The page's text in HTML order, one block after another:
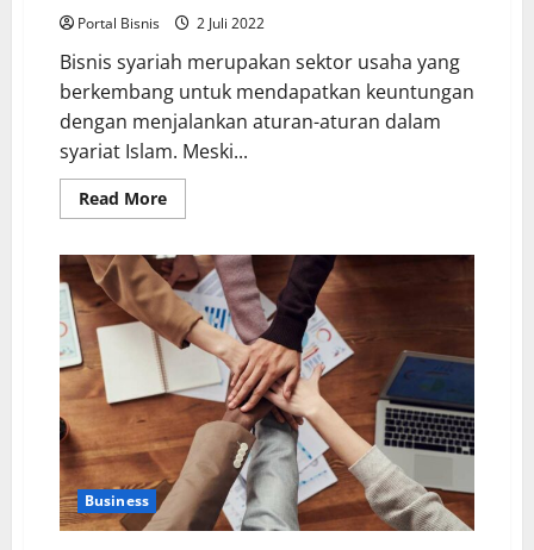
Portal Bisnis 2 Juli 2022
Bisnis syariah merupakan sektor usaha yang
berkembang untuk mendapatkan keuntungan
dengan menjalankan aturan-aturan dalam
syariat Islam. Meski...
Read More
Business